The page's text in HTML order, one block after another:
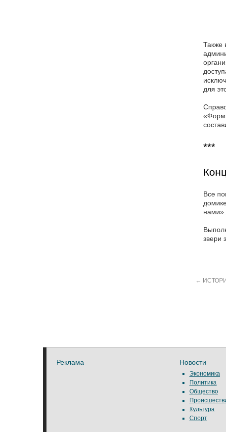
Также
для
***
Все
нами».
звери
←
Реклама Новости
Экономика
Политика
Общество
Культура
Спорт